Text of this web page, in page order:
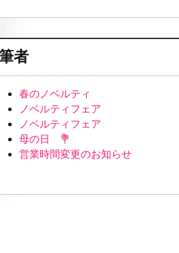
者
春のノベルティ
ノベルティフェア
ノベルティフェア
母の日 💐
営業時間変更のお知らせ